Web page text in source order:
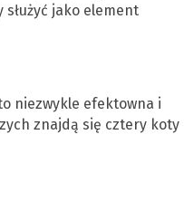
jako element
niezwykle efektowna i
znajdą się cztery koty